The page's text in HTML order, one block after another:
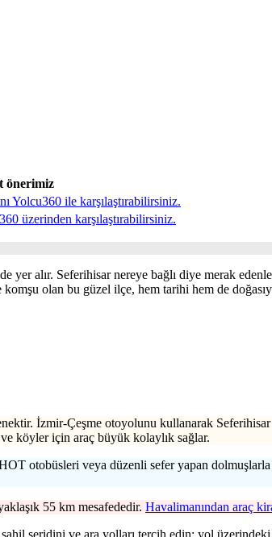
önerimiz
Yolcu360 ile karşılaştırabilirsiniz.
üzerinden karşılaştırabilirsiniz.
yer alır. Seferihisar nereye bağlı diye merak
olan bu güzel ilçe, hem tarihi hem de
İzmir-Çeşme otoyolunu kullanarak
köyler için araç büyük kolaylık sağlar.
otobüsleri veya düzenli sefer yapan
55 km mesafededir. Havalimanından araç
şeridini ve ara yolları tercih edin; yol